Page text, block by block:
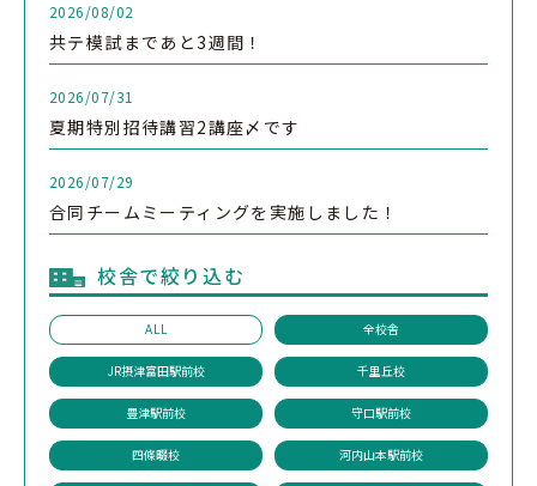
2026/08/02
共テ模試まであと3週間！
2026/07/31
夏期特別招待講習2講座〆です
2026/07/29
合同チームミーティングを実施しました！
校舎で絞り込む
ALL 全校舎
JR摂津富田駅前校 千里丘校
豊津駅前校 守口駅前校
四條畷校 河内山本駅前校